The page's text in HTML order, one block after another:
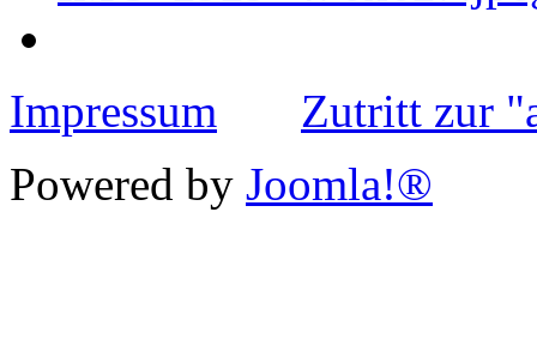
Impressum
Zutritt zur
Powered by Joomla!®